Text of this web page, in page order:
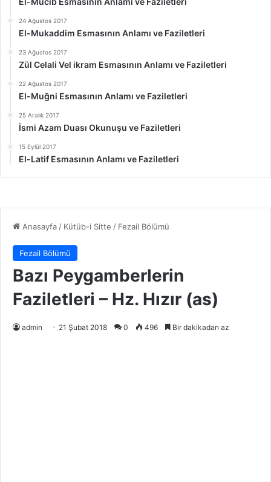
24 Ağustos 2017
El-Mukaddim Esmasının Anlamı ve Faziletleri
23 Ağustos 2017
Zül Celali Vel ikram Esmasının Anlamı ve Faziletleri
22 Ağustos 2017
El-Muğni Esmasının Anlamı ve Faziletleri
25 Aralık 2017
İsmi Azam Duası Okunuşu ve Faziletleri
15 Eylül 2017
El-Latif Esmasının Anlamı ve Faziletleri